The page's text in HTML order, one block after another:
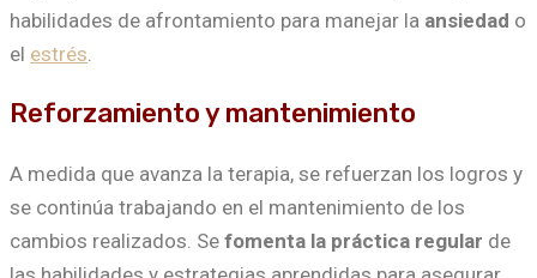
habilidades de afrontamiento para manejar la ansiedad o
el estrés
Reforzamiento y mantenimiento
A medida que avanza la terapia, se refuerzan los logros y
se continúa trabajando en el mantenimiento de los
cambios realizados. Se fomenta la práctica regular de